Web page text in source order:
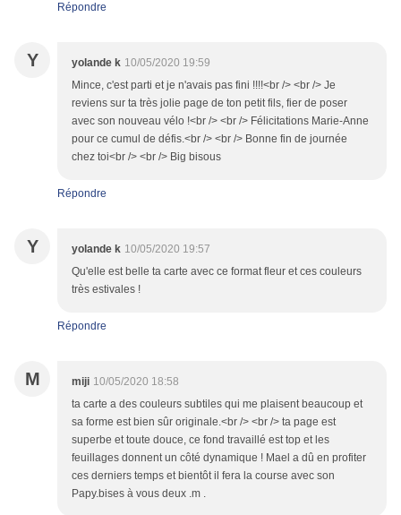
Répondre
Y yolande k 10/05/2020 19:59
Mince, c'est parti et je n'avais pas fini !!!!<br /> <br /> Je
reviens sur ta très jolie page de ton petit fils, fier de poser
avec son nouveau vélo !<br /> <br /> Félicitations Marie-Anne
pour ce cumul de défis.<br /> <br /> Bonne fin de journée
chez toi<br /> <br /> Big bisous
Répondre
Y yolande k 10/05/2020 19:57
Qu'elle est belle ta carte avec ce format fleur et ces couleurs
très estivales !
Répondre
M miji 10/05/2020 18:58
ta carte a des couleurs subtiles qui me plaisent beaucoup et
sa forme est bien sûr originale.<br /> <br /> ta page est
superbe et toute douce, ce fond travaillé est top et les
feuillages donnent un côté dynamique ! Mael a dû en profiter
ces derniers temps et bientôt il fera la course avec son
Papy.bises à vous deux .m .